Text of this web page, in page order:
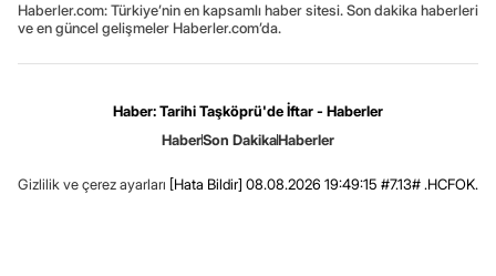
Haberler.com: Türkiye’nin en kapsamlı haber sitesi. Son dakika haberleri
ve en güncel gelişmeler Haberler.com’da.
Haber: Tarihi Taşköprü'de İftar - Haberler
HaberSon DakikaHaberler
Gizlilik ve çerez ayarları [Hata Bildir] 08.08.2026 19:49:15 #7.13# .HCFOK.